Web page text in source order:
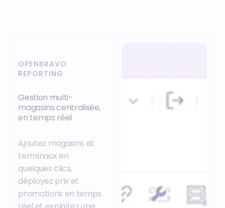
OPENBRAVO
REPORTING
Gestion multi-
magasins centralisée,
en temps réel
Ajoutez magasins et
terminaux en
quelques clics,
déployez prix et
promotions en temps